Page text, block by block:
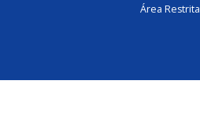
Área Restrita